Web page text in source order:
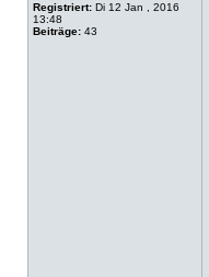
Registriert: Di 12 Jan , 2016
13:48
Beiträge: 43